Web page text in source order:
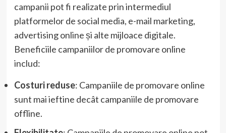
campanii pot fi realizate prin intermediul
platformelor de social media, e-mail marketing,
advertising online și alte mijloace digitale.
Beneficiile campaniilor de promovare online
includ:
Costuri reduse: Campaniile de promovare online
sunt mai ieftine decât campaniile de promovare
offline.